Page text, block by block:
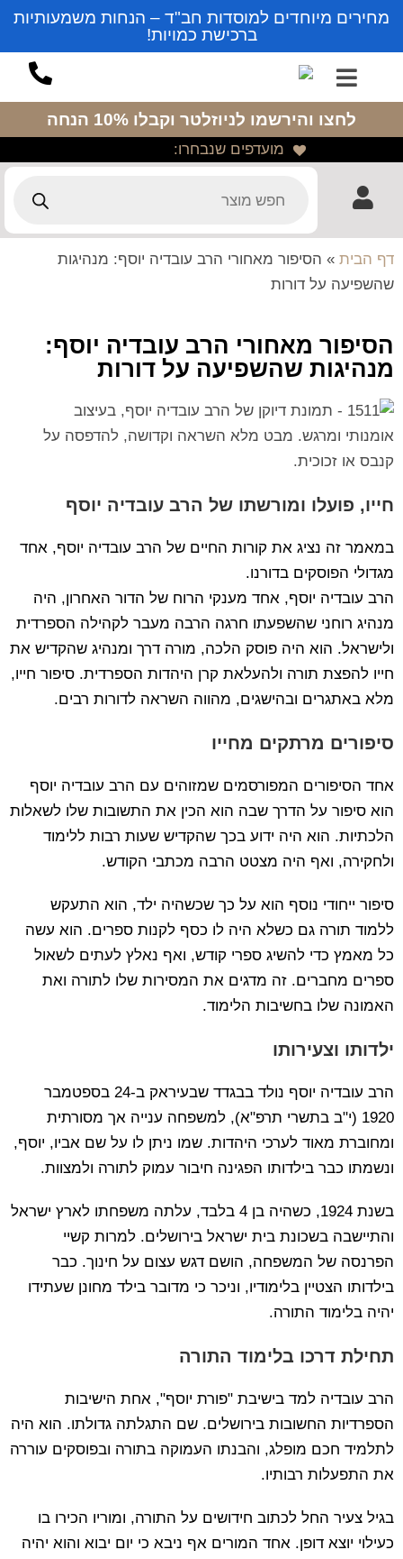
מחירים מיוחדים למוסדות חב"ד – הנחות משמעותיות
ברכישת כמויות!
לחצו והירשמו לניוזלטר וקבלו 10% הנחה
מועדפים שנבחרו:
דף הבית » הסיפור מאחורי הרב עובדיה יוסף: מנהיגות
שהשפיעה על דורות
הסיפור מאחורי הרב עובדיה יוסף:
מנהיגות שהשפיעה על דורות
חייו, פועלו ומורשתו של הרב עובדיה יוסף
במאמר זה נציג את קורות החיים של הרב עובדיה יוסף, אחד
מגדולי הפוסקים בדורנו.
הרב עובדיה יוסף, אחד מענקי הרוח של הדור האחרון, היה
מנהיג רוחני שהשפעתו חרגה הרבה מעבר לקהילה הספרדית
ולישראל. הוא היה פוסק הלכה, מורה דרך ומנהיג שהקדיש את
חייו להפצת תורה ולהעלאת קרן היהדות הספרדית. סיפור חייו,
מלא באתגרים ובהישגים, מהווה השראה לדורות רבים.
סיפורים מרתקים מחייו
אחד הסיפורים המפורסמים שמזוהים עם הרב עובדיה יוסף
הוא סיפור על הדרך שבה הוא הכין את התשובות שלו לשאלות
הלכתיות. הוא היה ידוע בכך שהקדיש שעות רבות ללימוד
ולחקירה, ואף היה מצטט הרבה מכתבי הקודש.
סיפור ייחודי נוסף הוא על כך שכשהיה ילד, הוא התעקש
ללמוד תורה גם כשלא היה לו כסף לקנות ספרים. הוא עשה
כל מאמץ כדי להשיג ספרי קודש, ואף נאלץ לעתים לשאול
ספרים מחברים. זה מדגים את המסירות שלו לתורה ואת
האמונה שלו בחשיבות הלימוד.
ילדותו וצעירותו
הרב עובדיה יוסף נולד בבגדד שבעיראק ב-24 בספטמבר
1920 (י"ב בתשרי תרפ"א), למשפחה ענייה אך מסורתית
ומחוברת מאוד לערכי היהדות. שמו ניתן לו על שם אביו, יוסף,
ונשמתו כבר בילדותו הפגינה חיבור עמוק לתורה ולמצוות.
בשנת 1924, כשהיה בן 4 בלבד, עלתה משפחתו לארץ ישראל
והתיישבה בשכונת בית ישראל בירושלים. למרות קשיי
הפרנסה של המשפחה, הושם דגש עצום על חינוך. כבר
בילדותו הצטיין בלימודיו, וניכר כי מדובר בילד מחונן שעתידו
יהיה בלימוד התורה.
תחילת דרכו בלימוד התורה
הרב עובדיה למד בישיבת "פורת יוסף", אחת הישיבות
הספרדיות החשובות בירושלים. שם התגלתה גדולתו. הוא היה
לתלמיד חכם מופלג, והבנתו העמוקה בתורה ובפוסקים עוררה
את התפעלות רבותיו.
בגיל צעיר החל לכתוב חידושים על התורה, ומוריו הכירו בו
כעילוי יוצא דופן. אחד המורים אף ניבא כי יום יבוא והוא יהיה